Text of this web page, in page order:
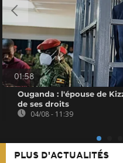
01:58
Ouganda : l'épouse de
de ses droits
04/08 - 11:39
PLUS D'ACTUALITÉS